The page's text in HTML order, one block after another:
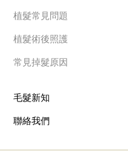
植髮常見問題
植髮術後照護
常見掉髮原因
毛髮新知
聯絡我們